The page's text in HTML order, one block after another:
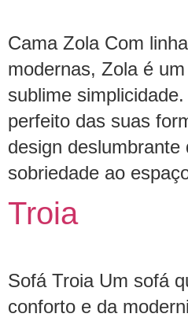
Cama Zola Com
modernas, Zola é
sublime
perfeito das suas
design deslumbrante
sobriedade ao
Troia
Sofá Troia Um sofá
conforto e da